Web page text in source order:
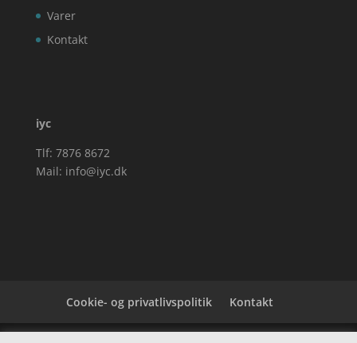
Varer
Kontakt
iyc
Tlf: 7876 8672
Mail: info@iyc.dk
Cookie- og privatlivspolitik Kontakt